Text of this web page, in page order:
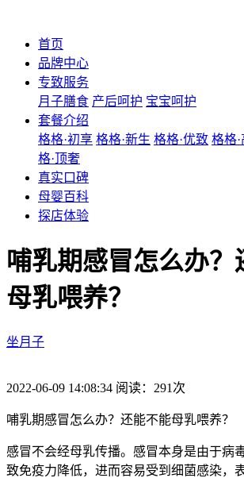
首页
品牌中心
专致服务
月子膳食 产后呵护 宝宝呵护
套餐介绍
格格·初享 格格·新生 格格·优致 格格
格·顶奢
真实口碑
母婴百科
探店体验
哺乳期感冒怎么办？
母乳喂养？
坐月子
2022-06-09 14:08:34 阅读：291次
哺乳期感冒怎么办？还能不能母乳喂养？
感冒不会经母乳传播。感冒本身是由于病
致免疫力降低，进而容易受到细菌感染，